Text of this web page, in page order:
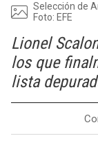
Selección de
Foto: EFE
Lionel
los que
lista